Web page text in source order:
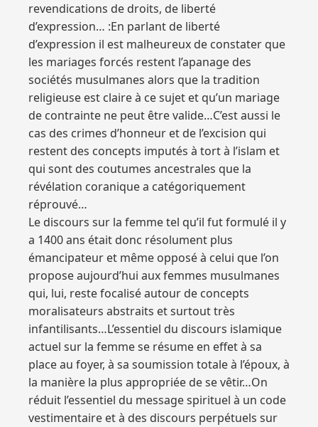
revendications de droits, de liberté
d’expression… :En parlant de liberté
d’expression il est malheureux de constater que
les mariages forcés restent l’apanage des
sociétés musulmanes alors que la tradition
religieuse est claire à ce sujet et qu’un mariage
de contrainte ne peut être valide…C’est aussi le
cas des crimes d’honneur et de l’excision qui
restent des concepts imputés à tort à l’islam et
qui sont des coutumes ancestrales que la
révélation coranique a catégoriquement
réprouvé…
Le discours sur la femme tel qu’il fut formulé il y
a 1400 ans était donc résolument plus
émancipateur et même opposé à celui que l’on
propose aujourd’hui aux femmes musulmanes
qui, lui, reste focalisé autour de concepts
moralisateurs abstraits et surtout très
infantilisants…L’essentiel du discours islamique
actuel sur la femme se résume en effet à sa
place au foyer, à sa soumission totale à l’époux, à
la manière la plus appropriée de se vêtir…On
réduit l’essentiel du message spirituel à un code
vestimentaire et à des discours perpétuels sur